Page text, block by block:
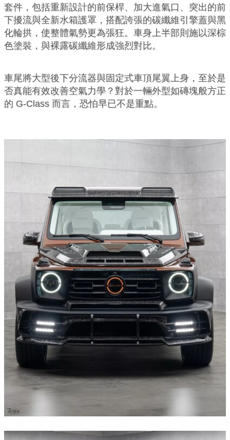
套件，包括重新設計的前保桿、加大進氣口、突出的前
下擾流與全新水箱護罩，搭配誇張的碳纖維引擎蓋與黑
化輪拱，使整體氣勢更為張狂。車身上半部則施以深棕
色塗裝，與裸露碳纖維形成強烈對比。
車尾將大型後下分流器與固定式車頂尾翼上身，至於是
否真能有效改善空氣力學？對於一輛外型如磚塊般方正
的 G-Class 而言，恐怕早已不是重點。